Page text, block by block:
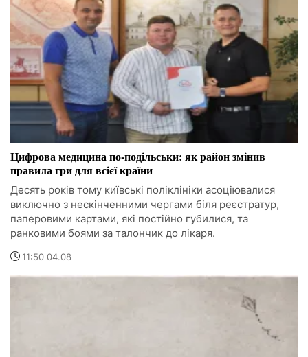
Цифрова медицина по-подільськи: як район змінив
правила гри для всієї країни
Десять років тому київські поліклініки асоціювалися
виключно з нескінченними чергами біля реєстратур,
паперовими картами, які постійно губилися, та
ранковими боями за талончик до лікаря.
11:50 04.08